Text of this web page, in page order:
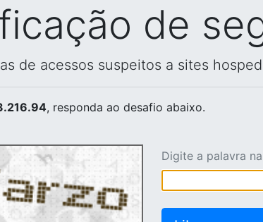
de
de acessos suspeitos a sites
, responda ao desafio abaixo.
Digite a palavra